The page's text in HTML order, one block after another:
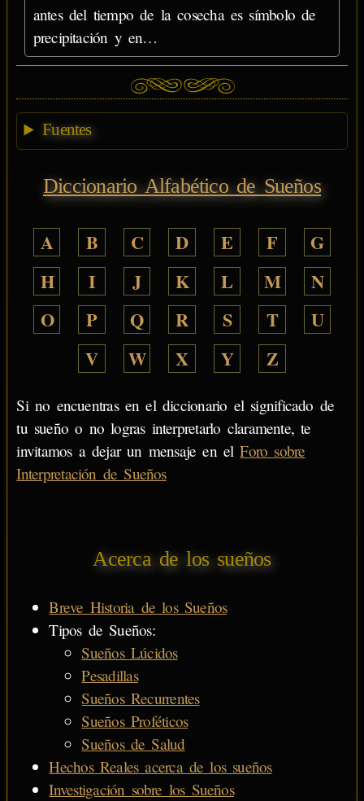
antes del tiempo de la cosecha es símbolo de
precipitación y en…
Fuentes
Diccionario Alfabético de Sueños
A B C D E F
G
H
I J K L M
N
O
P Q R S T
U
V
W X Y Z
Si no encuentras en el diccionario el significado de
tu sueño o no logras interpretarlo claramente, te
invitamos a dejar un mensaje en elForo sobre
Interpretación de Sueños
Acerca de los sueños
Breve Historia de los Sueños
Tipos de Sueños:
Sueños Lúcidos
Pesadillas
Sueños Recurrentes
Sueños Proféticos
Sueños de Salud
Hechos Reales acerca de los sueños
Investigación sobre los Sueños